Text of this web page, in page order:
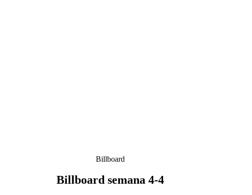
Categorías
Billboard
Billboard semana 4-4